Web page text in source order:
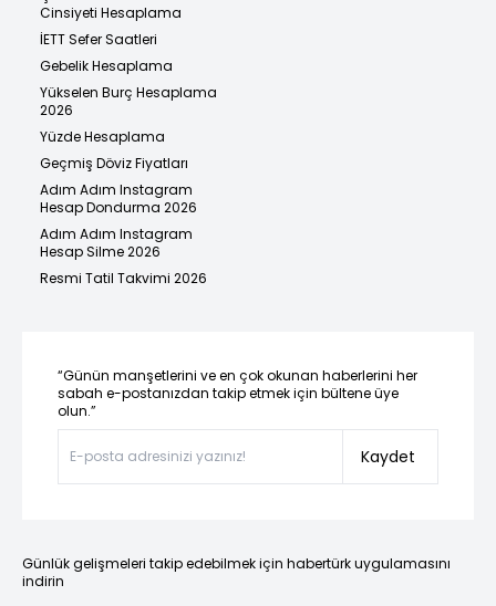
Cinsiyeti Hesaplama
İETT Sefer Saatleri
Gebelik Hesaplama
Yükselen Burç Hesaplama
2026
Yüzde Hesaplama
Geçmiş Döviz Fiyatları
Adım Adım Instagram
Hesap Dondurma 2026
Adım Adım Instagram
Hesap Silme 2026
Resmi Tatil Takvimi 2026
“Günün manşetlerini ve en çok okunan haberlerini her
sabah e-postanızdan takip etmek için bültene üye
olun.”
Kaydet
Günlük gelişmeleri takip edebilmek için habertürk uygulamasını
indirin